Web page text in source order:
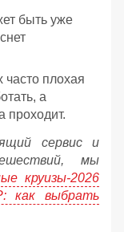
быть уже
плохая
а
проходит.
сервис и
мы
круизы-2026
как выбрать